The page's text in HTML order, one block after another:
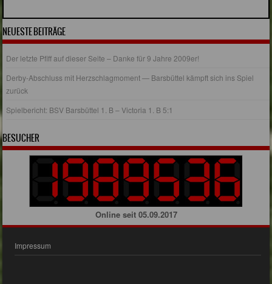
NEUESTE BEITRÄGE
Der letzte Pfiff auf dieser Seite – Danke für 9 Jahre 2009er!
Derby-Abschluss mit Herzschlagmoment — Barsbüttel kämpft sich ins Spiel
zurück
Spielbericht: BSV Barsbüttel 1. B – Victoria 1. B 5:1
BESUCHER
Online seit 05.09.2017
Impressum